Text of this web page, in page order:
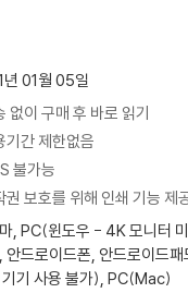
01월 05일
없이 구매 후 바로 읽기
기간 제한없음
불가능
권 보호를 위해 인쇄 기능 제
, PC(윈도우 - 4K 모니터
안드로이드폰, 안드로이드
기 사용 불가), PC(Mac)